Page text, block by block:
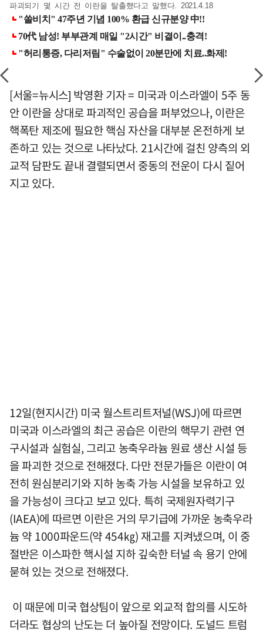
파괴되기 몇 시간 전 이란을 탈출했다고 말했다. 2021.4.18
[서울=뉴시스] 박영환 기자 = 미국과 이스라엘이 5주 동
안 이란을 상대로 파괴적인 공습을 퍼부었으나, 이란은
핵폭탄 제조에 필요한 핵심 자산을 대부분 온전하게 보
존하고 있는 것으로 나타났다. 21시간에 걸친 양측의 외
교적 담판도 끝내 결렬되면서 중동의 전운이 다시 짙어
지고 있다.
12일(현지시간) 미국 월스트리트저널(WSJ)에 따르면
미국과 이스라엘의 최근 공습은 이란의 핵무기 관련 연
구시설과 실험실, 그리고 농축우라늄 원료 생산 시설 등
을 파괴한 것으로 전해졌다. 다만 전문가들은 이란이 여
전히 원심분리기와 지하 농축 가능 시설을 보유하고 있
을 가능성이 크다고 보고 있다. 특히 국제원자력기구
(IAEA)에 따르면 이란은 거의 무기급에 가까운 농축우라
늄 약 1000파운드(약 454㎏) 재고를 지켜냈으며, 이 중
절반은 이스파한 핵시설 지하 깊숙한 터널 속 용기 안에
묻혀 있는 것으로 전해졌다.
이 때문에 미국 협상팀이 앞으로 외교적 합의를 시도하
더라도 협상의 난도는 더 높아질 전망이다. 도널드 트럼